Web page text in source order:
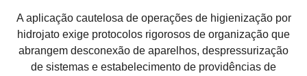
A aplicação cautelosa de operações de higienização por
hidrojato exige protocolos rigorosos de organização que
abrangem desconexão de aparelhos, despressurização
de sistemas e estabelecimento de providências de